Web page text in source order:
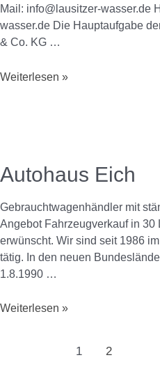
Mail: info@lausitzer-wasser.de
wasser.de Die Hauptaufgabe
& Co. KG …
Weiterlesen »
Autohaus Eich
Gebrauchtwagenhändler mit
Angebot Fahrzeugverkauf in 30
erwünscht. Wir sind seit 1986
tätig. In den neuen
1.8.1990 …
Weiterlesen »
1 2